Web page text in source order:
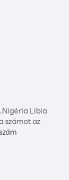
Nigéria Líbia
számot az